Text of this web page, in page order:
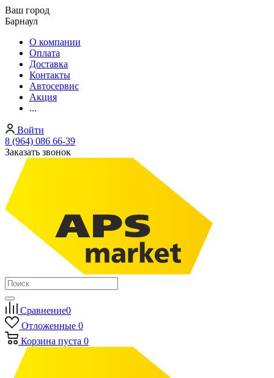
Ваш город
Барнаул
О компании
Оплата
Доставка
Контакты
Автосервис
Акция
...
Войти
8 (964) 086 66-39
Заказать звонок
Сравнение0
Отложенные 0
Корзина пуста 0